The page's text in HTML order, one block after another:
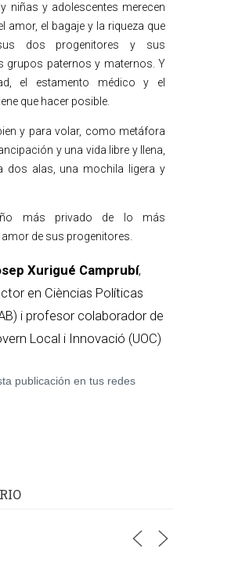
y niñas y adolescentes merecen
amor, el bagaje y la riqueza que
dos progenitores y sus
grupos paternos y maternos. Y
el estamento médico y el
que hacer posible.
y para volar, como metáfora
y una vida libre y llena,
dos alas, una mochila ligera y
más privado de lo más
amor de sus progenitores.
Xurigué Camprubí,
en Cièncias Políticas
i profesor colaborador de
Local i Innovació (UOC)
publicación en tus redes